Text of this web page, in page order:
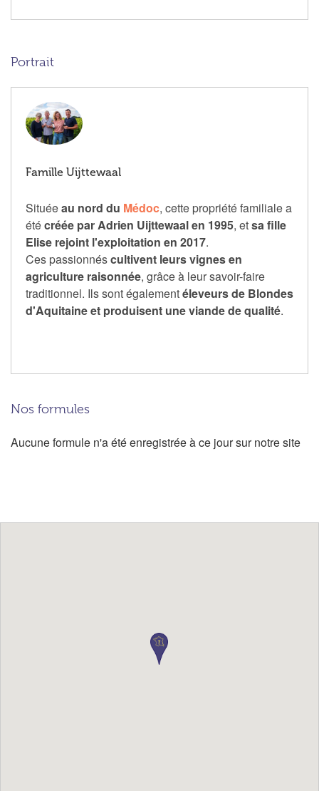
Portrait
Famille Uijttewaal
Situéeau nord du Médoc, cette propriété familiale a
étécréée par Adrien Uijttewaal en 1995, etsa fille
Elise rejoint l'exploitation en 2017.
Ces passionnéscultivent leurs vignes en
agriculture raisonnée, grâce à leur savoir-faire
traditionnel. Ils sont égalementéleveurs de Blondes
d'Aquitaine et produisent une viande de qualité.
Nos formules
Aucune formule n'a été enregistrée à ce jour sur notre site